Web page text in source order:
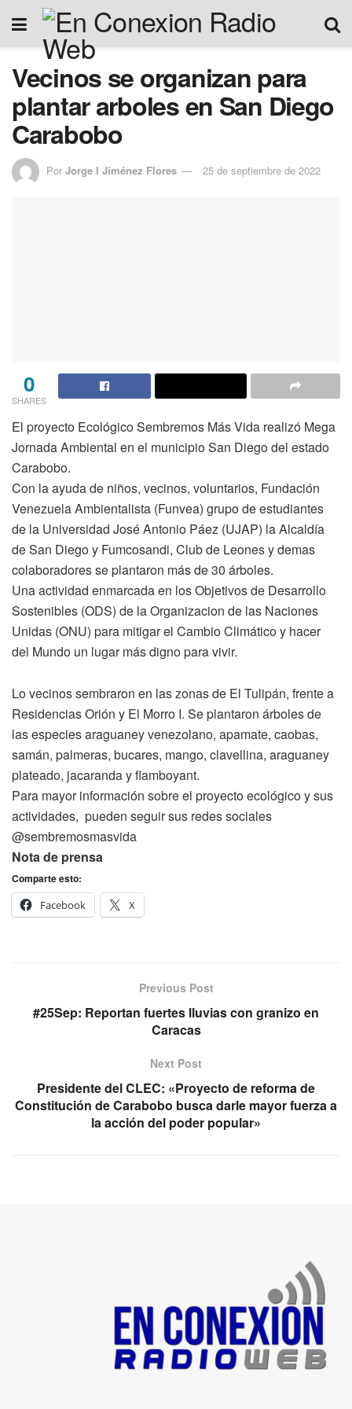
Vecinos se organizan para
plantar arboles en San Diego
Carabobo
Por Jorge I Jiménez Flores 25 de septiembre de 2022
0
SHARES
El proyecto Ecológico Sembremos Más Vida realizó Mega
Jornada Ambiental en el municipio San Diego del estado
Carabobo.
Con la ayuda de niños, vecinos, voluntarios, Fundación
Venezuela Ambientalista (Funvea) grupo de estudiantes
de la Universidad José Antonio Páez (UJAP) la Alcaldía
de San Diego y Fumcosandi, Club de Leones y demas
colaboradores se plantaron más de 30 árboles.
Una actividad enmarcada en los Objetivos de Desarrollo
Sostenibles (ODS) de la Organizacion de las Naciones
Unidas (ONU) para mitigar el Cambio Climático y hacer
del Mundo un lugar más digno para vivir.
Lo vecinos sembraron en las zonas de El Tulipán, frente a
Residencias Orión y El Morro I. Se plantaron árboles de
las especies araguaney venezolano, apamate, caobas,
samán, palmeras, bucares, mango, clavellina, araguaney
plateado, jacaranda y flamboyant.
Para mayor información sobre el proyecto ecológico y sus
actividades, pueden seguir sus redes sociales
@sembremosmasvida
Nota de prensa
Comparte esto:
Facebook
X
Previous Post
#25Sep: Reportan fuertes lluvias con granizo en
Caracas
Next Post
Presidente del CLEC: «Proyecto de reforma de
Constitución de Carabobo busca darle mayor fuerza a
la acción del poder popular»